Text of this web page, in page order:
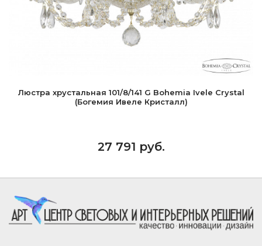
Люстра хрустальная 101/8/141 G Bohemia Ivele Crystal
(Богемия Ивеле Кристалл)
27 791 руб.